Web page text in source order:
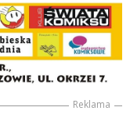
Reklama